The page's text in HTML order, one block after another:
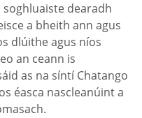
dearadh
a bheith ann agus
dlúithe agus níos
an ceann is
as na síntí Chatango
éasca nascleanúint a